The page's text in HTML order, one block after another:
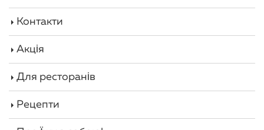
Контакти
Акція
Для ресторанів
Рецепти